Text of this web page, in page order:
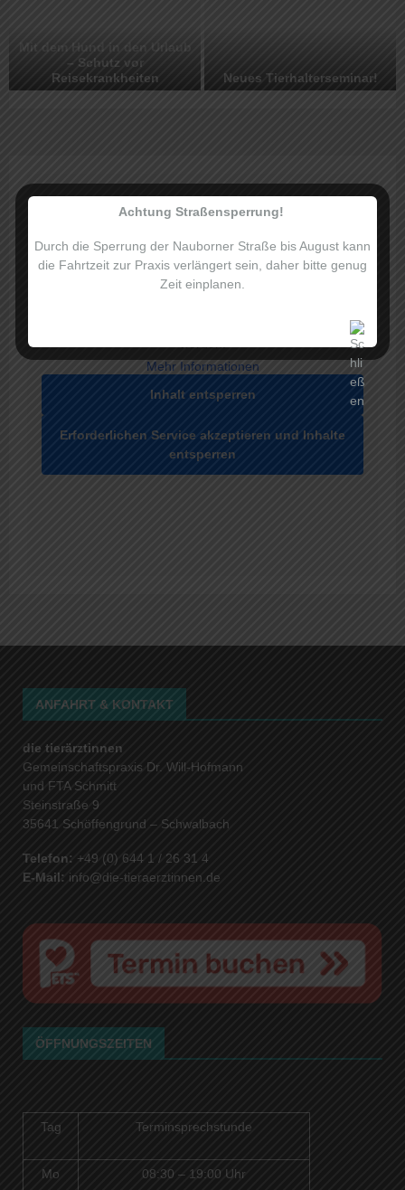
Mit dem Hund in den Urlaub
– Schutz vor
Reisekrankheiten
Neues Tierhalterseminar!
Sie sehen gerade einen Platzhalterinhalt von
Sie, dass dabei Daten an Drittanbieter weitergegeben
Mehr Informationen
Inhalt entsperren
Erforderlichen Service akzeptieren und Inhalte
entsperren
ANFAHRT & KONTAKT
die tierärztinnen
Gemeinschaftspraxis Dr. Will-Hofmann
und FTA Schmitt
Steinstraße 9
35641 Schöffengrund – Schwalbach
Telefon: +49 (0) 644 1 / 26 31 4
E-Mail: info@die-tieraerztinnen.de
ÖFFNUNGSZEITEN
Tag Terminsprechstunde
Mo 08:30 – 19:00 Uhr
Achtung Straßensperrung!
Durch die Sperrung der Nauborner Straße bis August kann
die Fahrtzeit zur Praxis verlängert sein, daher bitte genug
Zeit einplanen.